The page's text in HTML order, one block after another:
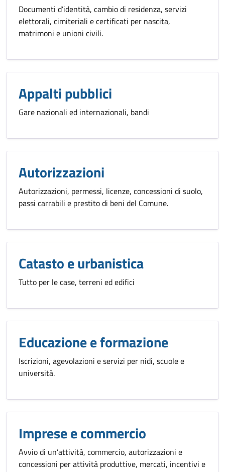
Documenti d’identità, cambio di residenza, servizi
elettorali, cimiteriali e certificati per nascita,
matrimoni e unioni civili.
Appalti pubblici
Gare nazionali ed internazionali, bandi
Autorizzazioni
Autorizzazioni, permessi, licenze, concessioni di suolo,
passi carrabili e prestito di beni del Comune.
Catasto e urbanistica
Tutto per le case, terreni ed edifici
Educazione e formazione
Iscrizioni, agevolazioni e servizi per nidi, scuole e
università.
Imprese e commercio
Avvio di un’attività, commercio, autorizzazioni e
concessioni per attività produttive, mercati, incentivi e